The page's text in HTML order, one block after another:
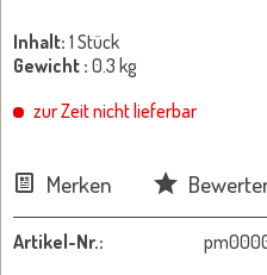
Inhalt: 1 Stück
Gewicht : 0.3 kg
zur Zeit nicht lieferbar
Merken
Artikel-Nr.: